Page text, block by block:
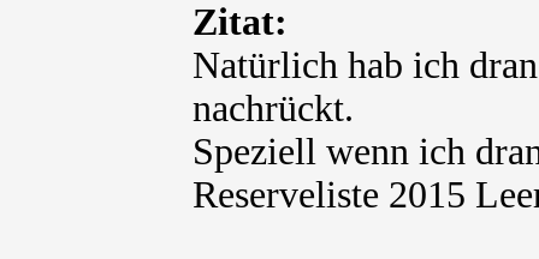
Zitat:
Natürlich hab ich
nachrückt.
Speziell wenn ich
Reserveliste 2015